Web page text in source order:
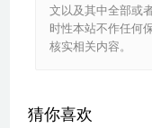
文以及其中全部或
时性本站不作任何
核实相关内容。
猜你喜欢